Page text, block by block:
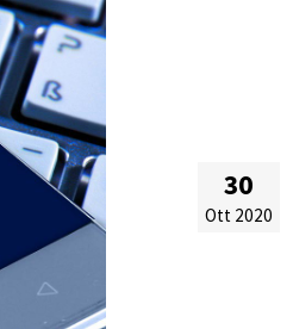
30
Ott 2020